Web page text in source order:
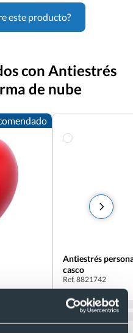
este producto?
con Antiestrés
de nube
Antiestrés personalizado en forma de
casco
Ref. 8821742